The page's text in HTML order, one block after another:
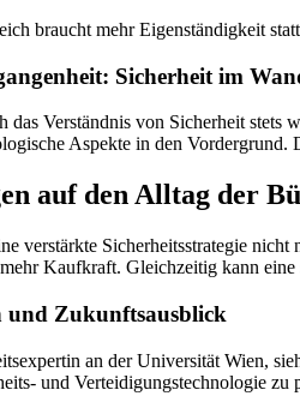
braucht mehr Eigenständigkeit
Sicherheit im
das Verständnis von Sicherheit
Aspekte in den Vordergrund.
auf den Alltag der
verstärkte Sicherheitsstrategie
Kaufkraft. Gleichzeitig kann eine
und Zukunftsausblick
an der Universität Wien,
und Verteidigungstechnologie zu